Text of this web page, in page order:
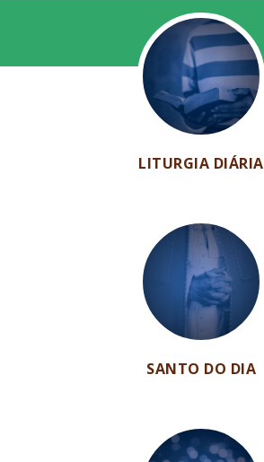
LITURGIA DIÁRIA
SANTO DO DIA